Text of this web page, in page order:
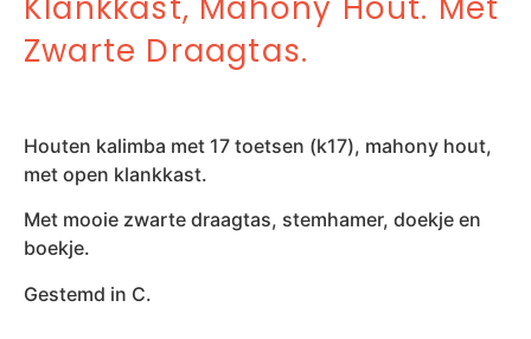
Zwarte Draagtas.
Houten kalimba met 17 toetsen (k17), mahony hout,
met open klankkast.
Met mooie zwarte draagtas, stemhamer, doekje en
boekje.
Gestemd in C.